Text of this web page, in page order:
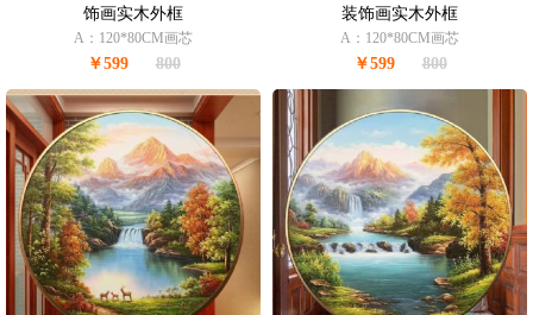
饰画实木外框
A：120*80CM画芯
￥599 800
装饰画实木外框
A：120*80CM画芯
￥599 800